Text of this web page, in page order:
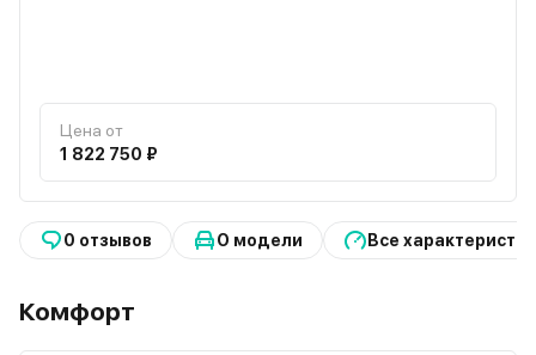
Цена от
1 822 750 ₽
0 отзывов О модели Все
Комфорт